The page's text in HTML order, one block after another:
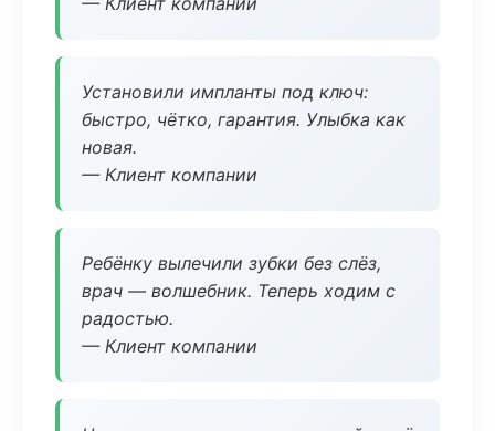
Установили импланты под ключ:
быстро, чётко, гарантия. Улыбка как
новая.
— Клиент компании
Ребёнку вылечили зубки без слёз,
врач — волшебник. Теперь ходим с
радостью.
— Клиент компании